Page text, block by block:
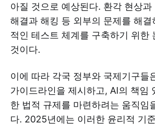
아질 것으로 예상된다. 환각 현상과
해결과 해킹 등 외부의 문제를 해
적인 테스트 체계를 구축하기 위한
것이다.
이에 따라 각국 정부와 국제기구들
가이드라인을 제시하고, AI의 책임
한 법적 규제를 마련하려는 움직임
다. 2025년에는 이러한 윤리적 기